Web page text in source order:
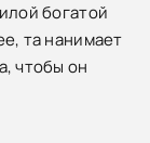
богатой
та нанимает
чтобы он